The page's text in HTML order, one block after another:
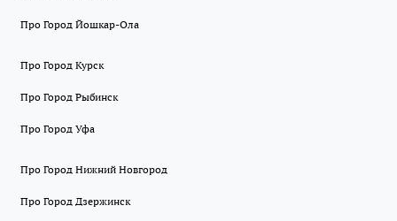
Про Город Йошкар-Ола
Про Город Курск
Про Город Рыбинск
Про Город Уфа
Про Город Нижний Новгород
Про Город Дзержинск